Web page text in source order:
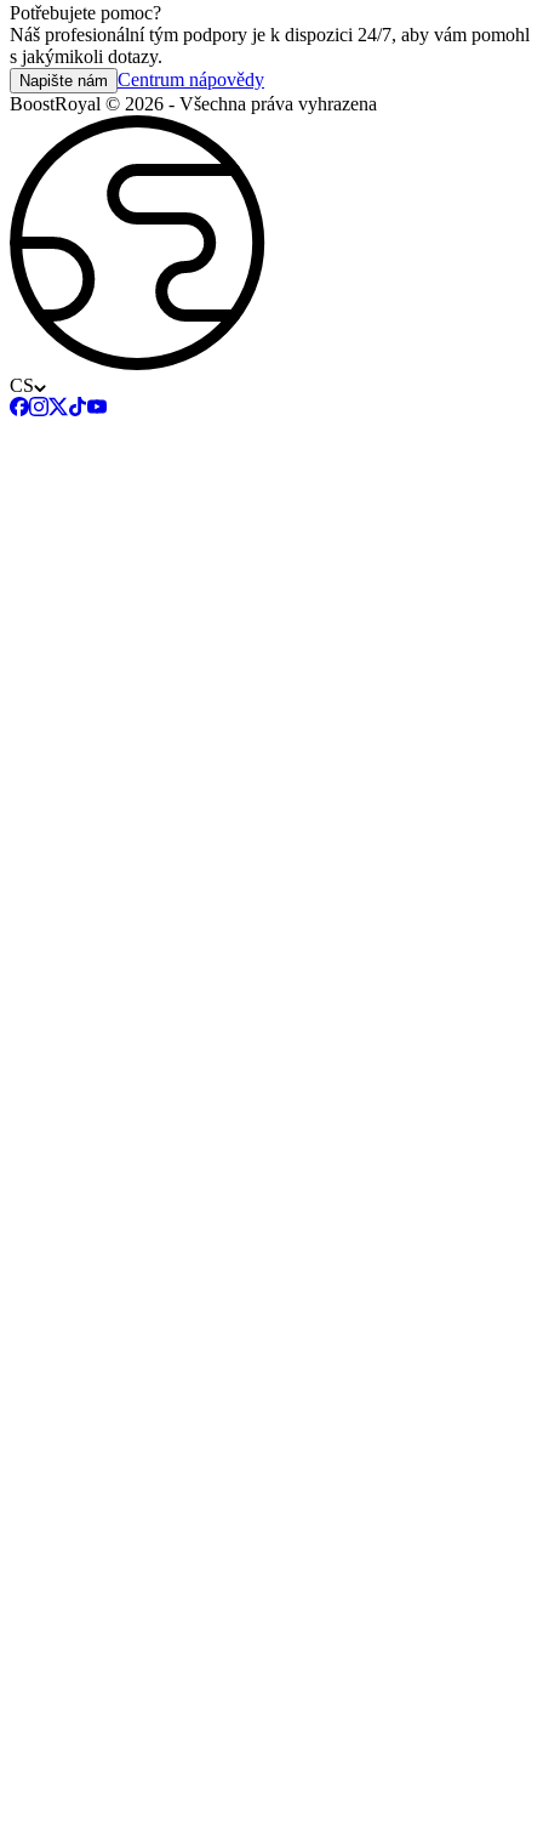
Potřebujete pomoc?
Náš profesionální tým podpory je k dispozici 24/7, aby vám pomohl
s jakýmikoli dotazy.
Napište nám Centrum nápovědy
BoostRoyal © 2026 - Všechna práva vyhrazena
CS